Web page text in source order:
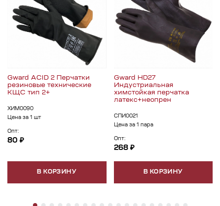
Gward ACID 2 Перчатки
резиновые технические
КЩС тип 2+
ХИМ0090
Цена за 1 шт
Опт:
80 ₽
В КОРЗИНУ
Gward HD27
Индустриальная
химстойкая перчатка
латекс+неопрен
СПИ0021
Цена за 1 пара
Опт:
268 ₽
В КОРЗИНУ